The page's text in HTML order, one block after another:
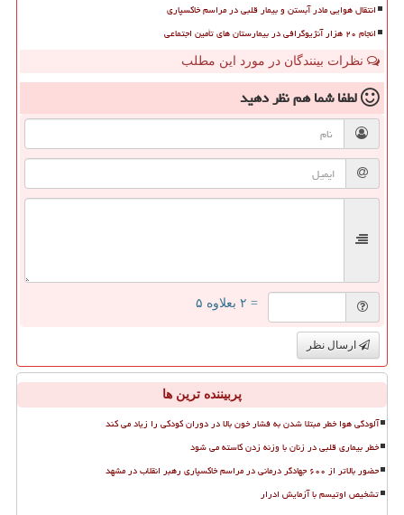
انتقال هوایی مادر آبستن و بیمار قلبی در مراسم خاکسپاری
انجام ۲۰ هزار آنژیوگرافی در بیمارستان های تأمین اجتماعی
نظرات بینندگان در مورد این مطلب
لطفا شما همنظر دهید
= ۲ بعلاوه ۵
ارسال نظر
پربیننده ترین ها
آلودگی هوا خطر مبتلا شدن به فشار خون بالا در دوران کودکی را زیاد می کند
خطر بیماری قلبی در زنان با وزنه زدن کاسته می شود
حضور بالاتر از ۶۰۰ جهادگر درمانی در مراسم خاکسپاری رهبر انقلاب در مشهد
تشخیص اوتیسم با آزمایش ادرار